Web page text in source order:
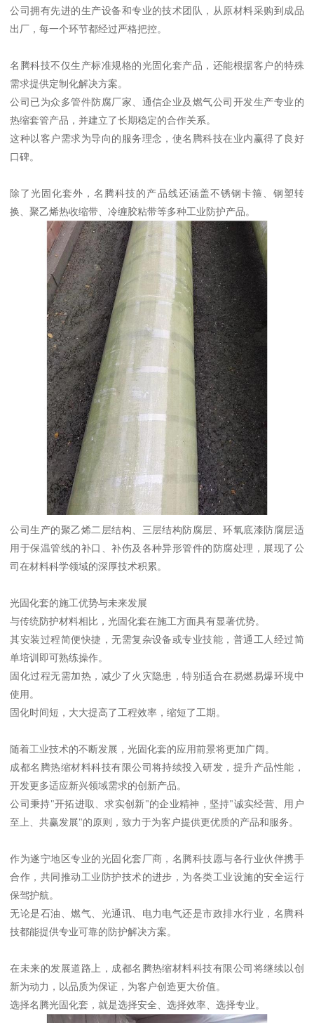
公司拥有先进的生产设备和专业的技术团队，从原材料采购到成品
出厂，每一个环节都经过严格把控。
名腾科技不仅生产标准规格的光固化套产品，还能根据客户的特殊
需求提供定制化解决方案。
公司已为众多管件防腐厂家、通信企业及燃气公司开发生产专业的
热缩套管产品，并建立了长期稳定的合作关系。
这种以客户需求为导向的服务理念，使名腾科技在业内赢得了良好
口碑。
除了光固化套外，名腾科技的产品线还涵盖不锈钢卡箍、钢塑转
换、聚乙烯热收缩带、冷缠胶粘带等多种工业防护产品。
公司生产的聚乙烯二层结构、三层结构防腐层、环氧底漆防腐层适
用于保温管线的补口、补伤及各种异形管件的防腐处理，展现了公
司在材料科学领域的深厚技术积累。
光固化套的施工优势与未来发展
与传统防护材料相比，光固化套在施工方面具有显著优势。
其安装过程简便快捷，无需复杂设备或专业技能，普通工人经过简
单培训即可熟练操作。
固化过程无需加热，减少了火灾隐患，特别适合在易燃易爆环境中
使用。
固化时间短，大大提高了工程效率，缩短了工期。
随着工业技术的不断发展，光固化套的应用前景将更加广阔。
成都名腾热缩材料科技有限公司将持续投入研发，提升产品性能，
开发更多适应新兴领域需求的创新产品。
公司秉持"开拓进取、求实创新"的企业精神，坚持"诚实经营、用户
至上、共赢发展"的原则，致力于为客户提供更优质的产品和服务。
作为遂宁地区专业的光固化套厂商，名腾科技愿与各行业伙伴携手
合作，共同推动工业防护技术的进步，为各类工业设施的安全运行
保驾护航。
无论是石油、燃气、光通讯、电力电气还是市政排水行业，名腾科
技都能提供专业可靠的防护解决方案。
在未来的发展道路上，成都名腾热缩材料科技有限公司将继续以创
新为动力，以品质为保证，为客户创造更大价值。
选择名腾光固化套，就是选择安全、选择效率、选择专业。